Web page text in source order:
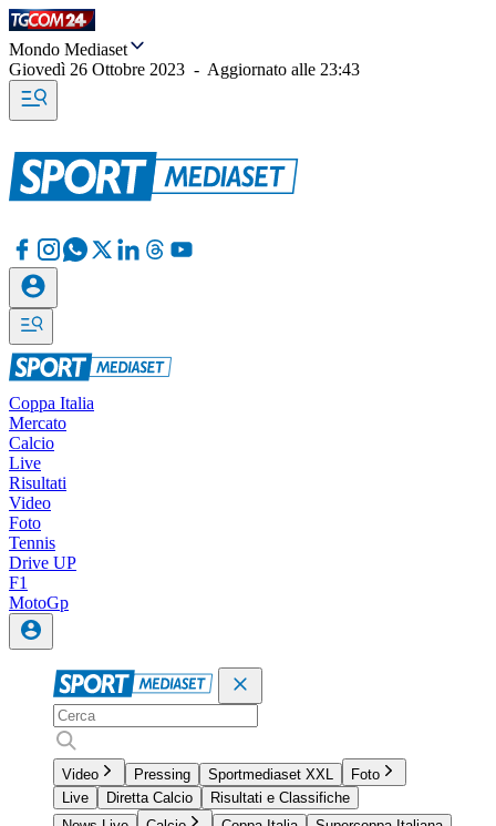
Mondo Mediaset
Giovedì 26 Ottobre 2023 - Aggiornato alle 23:43
Coppa Italia
Mercato
Calcio
Live
Risultati
Video
Foto
Tennis
Drive UP
F1
MotoGp
Video Pressing Sportmediaset XXL
Foto
Live
Diretta Calcio
Risultati e Classifiche